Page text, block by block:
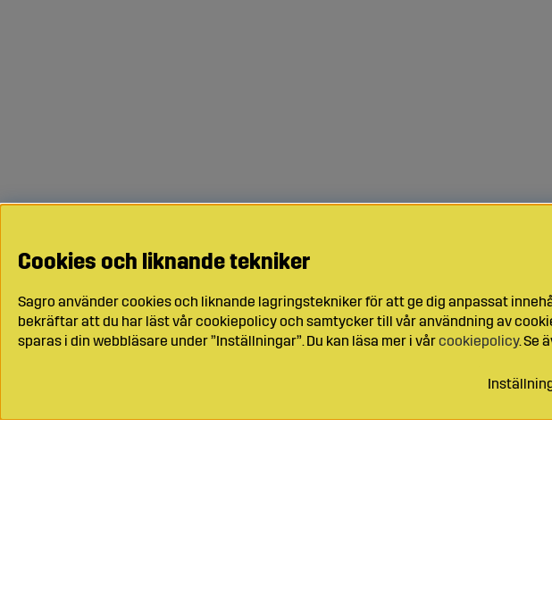
Cookies och liknande tekniker
Sagro använder cookies och liknande lagringstekniker för att ge dig anpassat
bekräftar att du har läst vår cookiepolicy och samtycker till vår användning av
sparas i din webbläsare under ”Inställningar”. Du kan läsa mer i vårcookiepolicy. Se